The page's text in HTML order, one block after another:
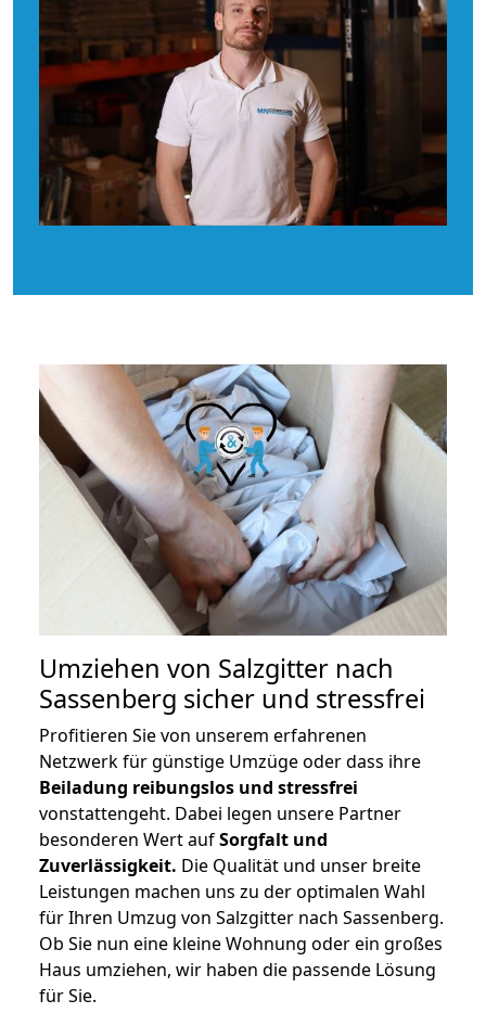
Umziehen von Salzgitter nach
Sassenberg sicher und stressfrei
Profitieren Sie von unserem erfahrenen
Netzwerk für günstige Umzüge oder dass ihre
Beiladung reibungslos und stressfrei
vonstattengeht. Dabei legen unsere Partner
besonderen Wert aufSorgfalt und
Zuverlässigkeit. Die Qualität und unser breite
Leistungen machen uns zu der optimalen Wahl
für Ihren Umzug von Salzgitter nach Sassenberg.
Ob Sie nun eine kleine Wohnung oder ein großes
Haus umziehen, wir haben die passende Lösung
für Sie.